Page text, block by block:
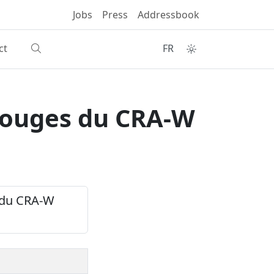
Jobs Press Addressbook
FR
du CRA-W
CRA-W